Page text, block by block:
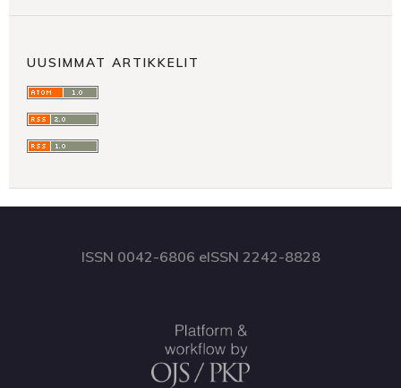
UUSIMMAT ARTIKKELIT
ISSN 0042-6806 eISSN 2242-8828